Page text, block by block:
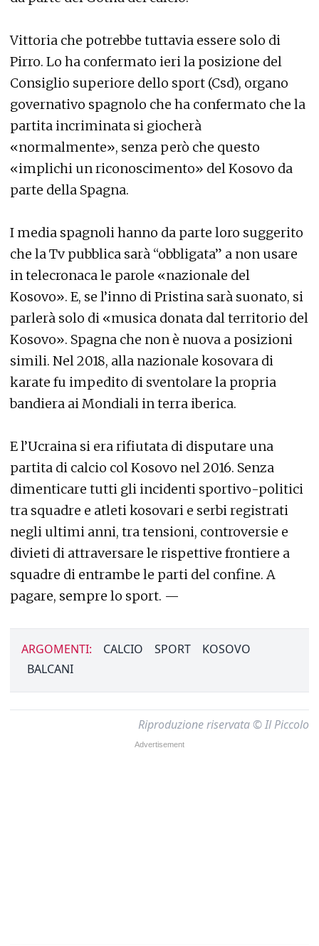
Vittoria che potrebbe tuttavia essere solo di
Pirro. Lo ha confermato ieri la posizione del
Consiglio superiore dello sport (Csd), organo
governativo spagnolo che ha confermato che la
partita incriminata si giocherà
«normalmente», senza però che questo
«implichi un riconoscimento» del Kosovo da
parte della Spagna.
I media spagnoli hanno da parte loro suggerito
che la Tv pubblica sarà “obbligata” a non usare
in telecronaca le parole «nazionale del
Kosovo». E, se l’inno di Pristina sarà suonato, si
parlerà solo di «musica donata dal territorio del
Kosovo». Spagna che non è nuova a posizioni
simili. Nel 2018, alla nazionale kosovara di
karate fu impedito di sventolare la propria
bandiera ai Mondiali in terra iberica.
E l’Ucraina si era rifiutata di disputare una
partita di calcio col Kosovo nel 2016. Senza
dimenticare tutti gli incidenti sportivo-politici
tra squadre e atleti kosovari e serbi registrati
negli ultimi anni, tra tensioni, controversie e
divieti di attraversare le rispettive frontiere a
squadre di entrambe le parti del confine. A
pagare, sempre lo sport. —
ARGOMENTI: CALCIO SPORT
KOSOVO
BALCANI
Riproduzione riservata © Il Piccolo